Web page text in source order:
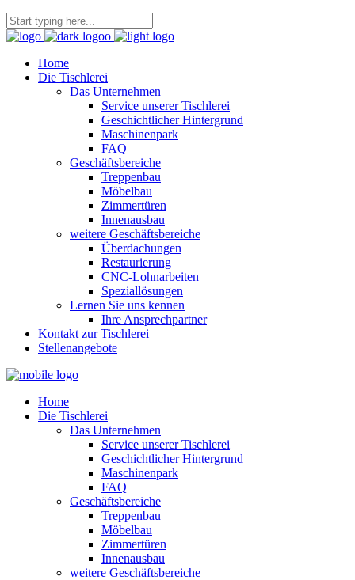
Home
Die Tischlerei
Das Unternehmen
Service unserer Tischlerei
Geschichtlicher Hintergrund
Maschinenpark
FAQ
Geschäftsbereiche
Treppenbau
Möbelbau
Zimmertüren
Innenausbau
weitere Geschäftsbereiche
Überdachungen
Restaurierung
CNC-Lohnarbeiten
Speziallösungen
Lernen Sie uns kennen
Ihre Ansprechpartner
Kontakt zur Tischlerei
Stellenangebote
Home
Die Tischlerei
Das Unternehmen
Service unserer Tischlerei
Geschichtlicher Hintergrund
Maschinenpark
FAQ
Geschäftsbereiche
Treppenbau
Möbelbau
Zimmertüren
Innenausbau
weitere Geschäftsbereiche